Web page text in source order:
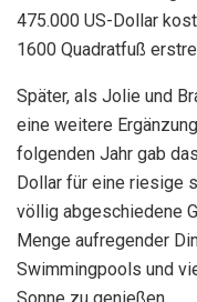
475.000 US-Dollar
1600 Quadratfuß
Später, als Jolie und
eine weitere
folgenden Jahr gab
Dollar für eine riesige
völlig abgeschiedene
Menge aufregender
Swimmingpools und